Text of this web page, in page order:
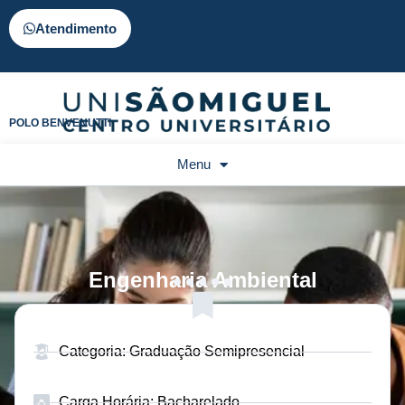
Atendimento
POLO BENVENUTTI
Menu
Engenharia Ambiental
Categoria: Graduação Semipresencial